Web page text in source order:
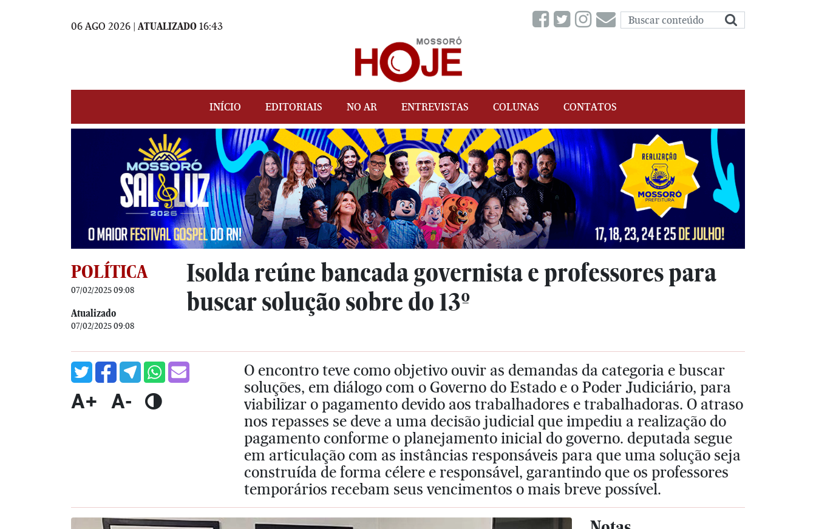
06 AGO 2026 | ATUALIZADO 16:43
INÍCIO EDITORIAIS NO AR ENTREVISTAS COLUNAS CONTATOS
POLÍTICA
07/02/2025 09:08
Atualizado
07/02/2025 09:08
Isolda reúne bancada governista e professores para
buscar solução sobre do 13º
A+ A-
O encontro teve como objetivo ouvir as demandas da categoria e buscar
soluções, em diálogo com o Governo do Estado e o Poder Judiciário, para
viabilizar o pagamento devido aos trabalhadores e trabalhadoras. O atraso
nos repasses se deve a uma decisão judicial que impediu a realização do
pagamento conforme o planejamento inicial do governo. deputada segue
em articulação com as instâncias responsáveis para que uma solução seja
construída de forma célere e responsável, garantindo que os professores
temporários recebam seus vencimentos o mais breve possível.